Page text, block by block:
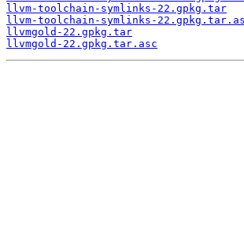
llvm-toolchain-symlinks-22.gpkg.tar
llvm-toolchain-symlinks-
llvmgold-22.gpkg.tar
llvmgold-22.gpkg.tar.asc